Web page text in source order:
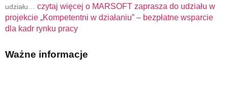
udziału… czytaj więcej o MARSOFT zaprasza do udziału w
projekcie „Kompetentni w działaniu” – bezpłatne wsparcie
dla kadr rynku pracy
Ważne informacje